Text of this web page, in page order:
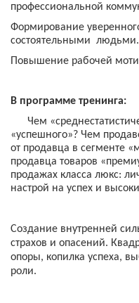
профессиональной
Формирование
состоятельными людьми.
Повышение рабочей
В программе тренинга:
Чем
«успешного»? Чем
от продавца в сегменте
продавца товаров
продажах класса люкс:
настрой на успех и
Создание внутренней
страхов и опасений.
опоры, копилка успеха,
роли.